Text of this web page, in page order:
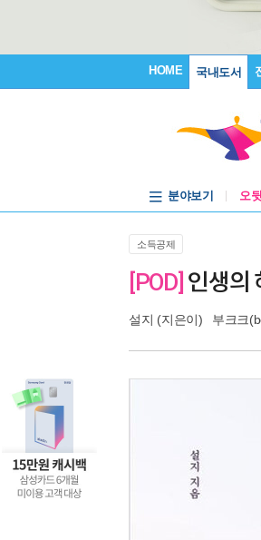
HOME 국내도서
분야보기 오
소득공제
[POD] 인생의
설지 (지은이) 부크크